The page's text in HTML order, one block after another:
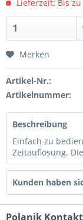
Lieferzeit: Bis zu
Merken
Artikel-Nr.:
Artikelnummer:
Beschreibung
Einfach zu
Zeitauflösung.
Kunden haben
Polanik Kontakt